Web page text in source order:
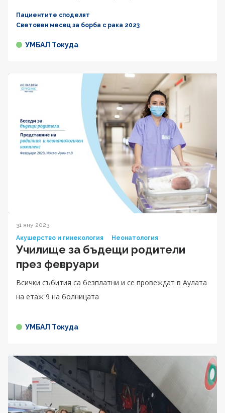
Пациентите споделят
Световен месец за борба с рака 2023
УМБАЛ Токуда
31 яну 2023
Акушерство и гинекология
Неонатология
Училище за бъдещи родители
през февруари
Всички събития са безплатни и се провеждат в Аулата
на етаж 9 на болницата
УМБАЛ Токуда